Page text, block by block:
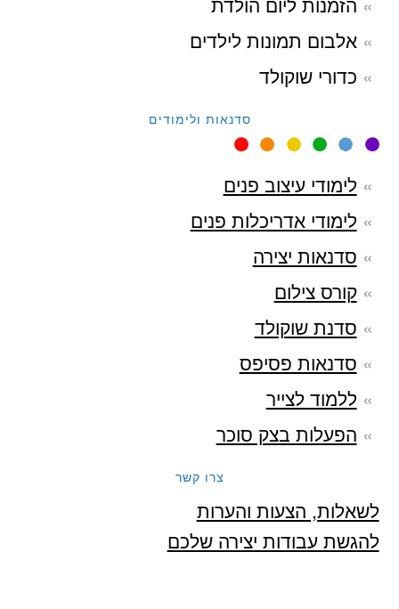
אלבום תמונות לילדים
כדורי שוקולד
סדנאות ולימודים
לימודי עיצוב פנים
לימודי אדריכלות פנים
סדנאות יצירה
קורס צילום
סדנת שוקולד
סדנאות פסיפס
ללמוד לצייר
הפעלות בצק סוכר
צרו קשר
לשאלות, הצעות והערות
להגשת עבודות יצירה שלכם